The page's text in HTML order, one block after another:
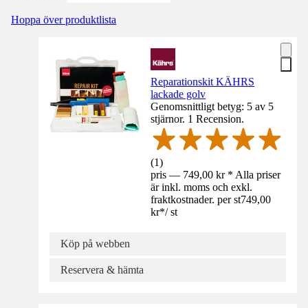
Hoppa över produktlista
Reparationskit KÄHRS
lackade golv
Genomsnittligt betyg: 5 av 5
stjärnor. 1 Recension.
(1)
pris — 749,00 kr * Alla priser
är inkl. moms och exkl.
fraktkostnader. per st749,00
kr*/ st
Köp på webben
Reservera & hämta